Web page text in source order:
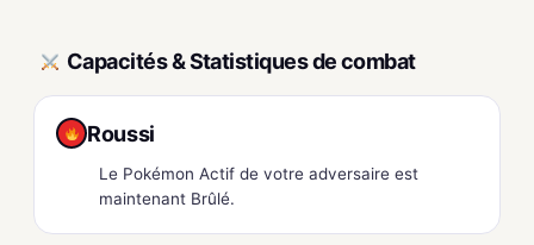
Capacités & Statistiques de combat
Roussi
Le Pokémon Actif de votre adversaire est
maintenant Brûlé.